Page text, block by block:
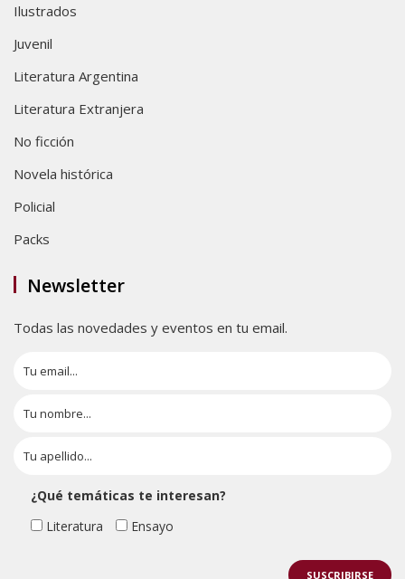
Ilustrados
Juvenil
Literatura Argentina
Literatura Extranjera
No ficción
Novela histórica
Policial
Packs
Newsletter
Todas las novedades y eventos en tu email.
¿Qué temáticas te interesan?
Literatura
Ensayo